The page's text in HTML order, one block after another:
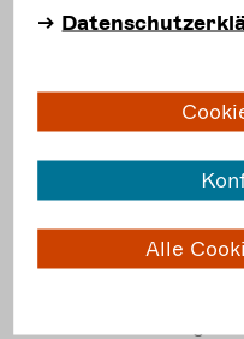
10:00 bis
12:00
mit NS-Geschichte
zwischen
Alle